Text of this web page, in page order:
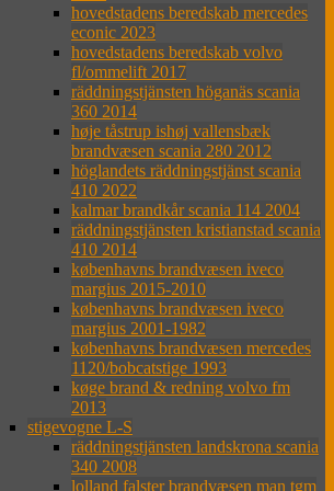
hovedstadens beredskab mercedes
econic 2023
hovedstadens beredskab volvo
fl/ommelift 2017
räddningstjänsten höganäs scania
360 2014
høje tåstrup ishøj vallensbæk
brandvæsen scania 280 2012
höglandets räddningstjänst scania
410 2022
kalmar brandkår scania 114 2004
räddningstjänsten kristianstad scania
410 2014
københavns brandvæsen iveco
margius 2015-2010
københavns brandvæsen iveco
margius 2001-1982
københavns brandvæsen mercedes
1120/bobcatstige 1993
køge brand & redning volvo fm
2013
stigevogne L-S
räddningstjänsten landskrona scania
340 2008
lolland falster brandvæsen man tgm